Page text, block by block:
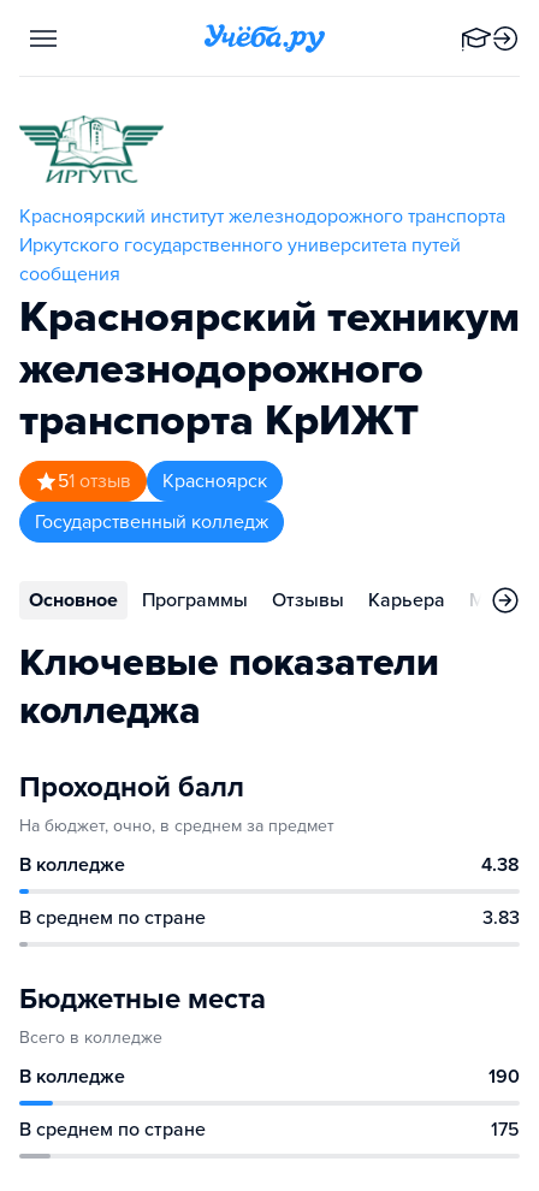
Красноярский институт железнодорожного транспорта
Иркутского государственного университета путей
сообщения
Красноярский техникум
железнодорожного
транспорта КрИЖТ
51 отзыв
Красноярск
Государственный колледж
Основное Программы Отзывы Карьера
Ключевые показатели
колледжа
Проходной балл
На бюджет, очно, в среднем за предмет
В колледже 4.38
В среднем по стране 3.83
Бюджетные места
Всего в колледже
В колледже 190
В среднем по стране 175